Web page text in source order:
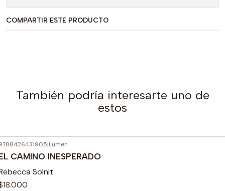
COMPARTIR ESTE PRODUCTO
También podría interesarte uno de
estos
|Lumen
CAMINO INESPERADO
Solnit